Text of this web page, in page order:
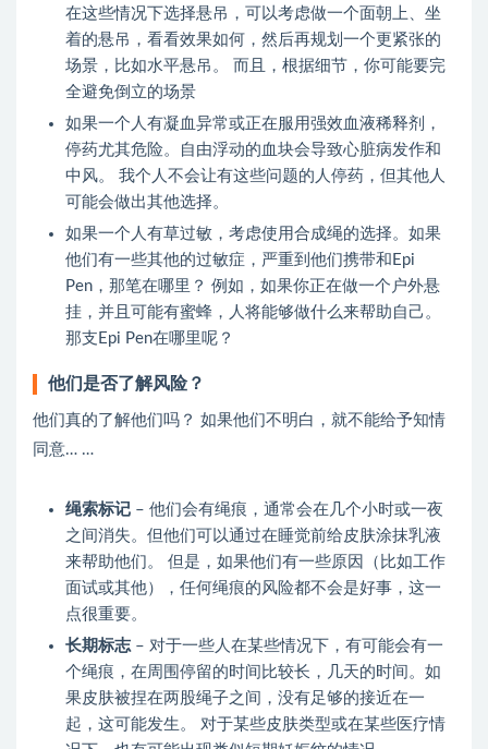
在这些情况下选择悬吊，可以考虑做一个面朝上、坐
着的悬吊，看看效果如何，然后再规划一个更紧张的
场景，比如水平悬吊。 而且，根据细节，你可能要完
全避免倒立的场景
如果一个人有凝血异常或正在服用强效血液稀释剂，
停药尤其危险。自由浮动的血块会导致心脏病发作和
中风。 我个人不会让有这些问题的人停药，但其他人
可能会做出其他选择。
如果一个人有草过敏，考虑使用合成绳的选择。如果
他们有一些其他的过敏症，严重到他们携带和Epi
Pen，那笔在哪里？ 例如，如果你正在做一个户外悬
挂，并且可能有蜜蜂，人将能够做什么来帮助自己。
那支Epi Pen在哪里呢？
他们是否了解风险？
他们真的了解他们吗？ 如果他们不明白，就不能给予知情
同意… …
绳索标记 – 他们会有绳痕，通常会在几个小时或一夜
之间消失。但他们可以通过在睡觉前给皮肤涂抹乳液
来帮助他们。 但是，如果他们有一些原因（比如工作
面试或其他），任何绳痕的风险都不会是好事，这一
点很重要。
长期标志 – 对于一些人在某些情况下，有可能会有一
个绳痕，在周围停留的时间比较长，几天的时间。如
果皮肤被捏在两股绳子之间，没有足够的接近在一
起，这可能发生。 对于某些皮肤类型或在某些医疗情